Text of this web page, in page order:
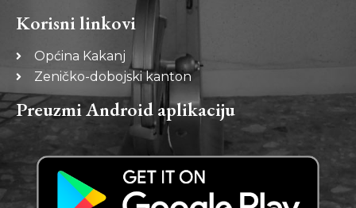
Korisni linkovi
Općina Kakanj
Zeničko-dobojski kanton
Preuzmi Android aplikaciju